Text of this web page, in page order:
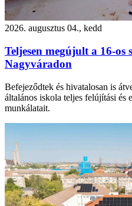
2026. augusztus 04., kedd
Teljesen megújult a 16-os
Nagyváradon
Befejeződtek és hivatalosan is
általános iskola teljes felújítási és
munkálatait.